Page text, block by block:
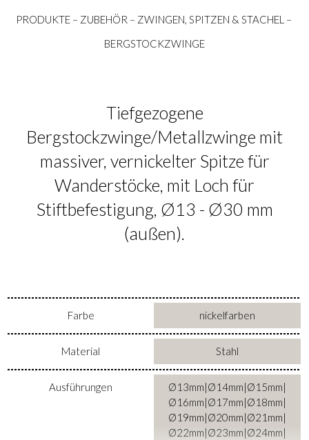
PRODUKTE– ZUBEHÖR – ZWINGEN, SPITZEN & STACHEL –
BERGSTOCKZWINGE
Tiefgezogene
Bergstockzwinge/Metallzwinge mit
massiver, vernickelter Spitze für
Wanderstöcke, mit Loch für
Stiftbefestigung, Ø13 - Ø30 mm
(außen).
Farbe nickelfarben
Material Stahl
Ausführungen
Ø13mm|Ø14mm|Ø15mm|
Ø16mm|Ø17mm|Ø18mm|
Ø19mm|Ø20mm|Ø21mm|
Ø22mm|Ø23mm|Ø24mm|